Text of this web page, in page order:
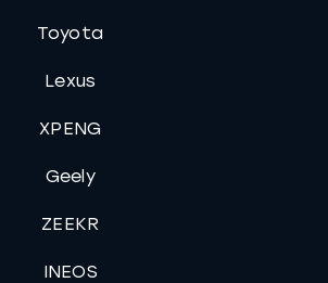
Toyota
Lexus
XPENG
Geely
ZEEKR
INEOS